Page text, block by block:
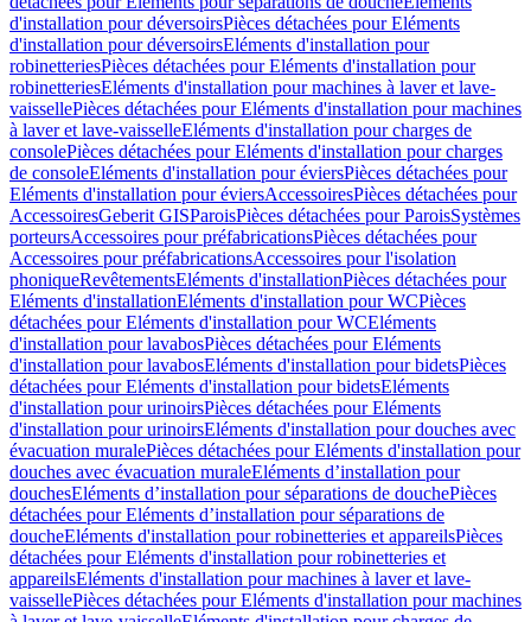
d'installation pour déversoirsPièces détachées pour Eléments
d'installation pour déversoirsEléments d'installation pour
robinetteriesPièces détachées pour Eléments d'installation pour
robinetteriesEléments d'installation pour machines à laver et lave-
vaissellePièces détachées pour Eléments d'installation pour machines
à laver et lave-vaisselleEléments d'installation pour charges de
consolePièces détachées pour Eléments d'installation pour charges
de consoleEléments d'installation pour éviersPièces détachées pour
Eléments d'installation pour éviersAccessoiresPièces détachées pour
AccessoiresGeberit GISParoisPièces détachées pour ParoisSystèmes
porteursAccessoires pour préfabricationsPièces détachées pour
Accessoires pour préfabricationsAccessoires pour l'isolation
phoniqueRevêtementsEléments d'installationPièces détachées pour
Eléments d'installationEléments d'installation pour WCPièces
détachées pour Eléments d'installation pour WCEléments
d'installation pour lavabosPièces détachées pour Eléments
d'installation pour lavabosEléments d'installation pour bidetsPièces
détachées pour Eléments d'installation pour bidetsEléments
d'installation pour urinoirsPièces détachées pour Eléments
d'installation pour urinoirsEléments d'installation pour douches avec
évacuation muralePièces détachées pour Eléments d'installation pour
douches avec évacuation muraleEléments d’installation pour
douchesEléments d’installation pour séparations de douchePièces
détachées pour Eléments d’installation pour séparations de
doucheEléments d'installation pour robinetteries et appareilsPièces
détachées pour Eléments d'installation pour robinetteries et
appareilsEléments d'installation pour machines à laver et lave-
vaissellePièces détachées pour Eléments d'installation pour machines